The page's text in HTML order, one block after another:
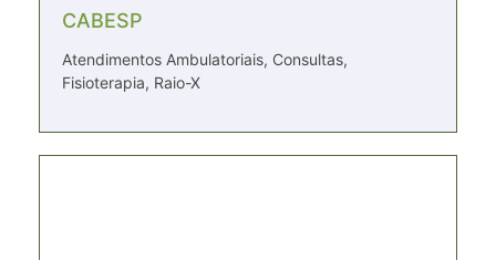
CABESP
Atendimentos Ambulatoriais, Consultas,
Fisioterapia, Raio-X